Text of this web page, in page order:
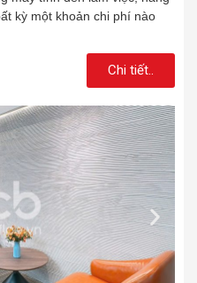
kỳ một khoản chi phí nào
Chi tiết..